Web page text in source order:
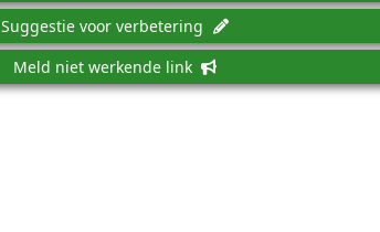
Suggestie voor verbetering
Meld niet werkende link